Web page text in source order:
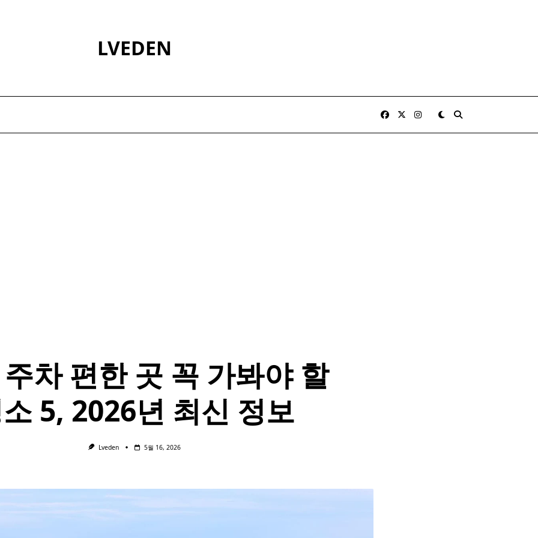
LVEDEN
차 편한 곳 꼭 가봐야 할
5, 2026년 최신 정보
Lveden 5월 16, 2026